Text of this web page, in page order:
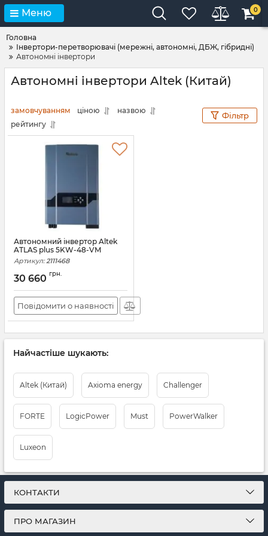
Меню 0
Головна
Інвертори-перетворювачі (мережні, автономні, ДБЖ, гібридні)
Автономні інвертори
Автономні інвертори Altek (Китай)
замовчуванням ціною
назвою
рейтингу
Фільтр
Автономний інвертор Altek
ATLAS plus 5KW-48-VM
Артикул: 2111468
30 660 грн.
Повідомити о наявності
Найчастіше шукають:
Altek (Китай) Axioma energy Challenger
FORTE LogicPower Must PowerWalker
Luxeon
КОНТАКТИ
ПРО МАГАЗИН